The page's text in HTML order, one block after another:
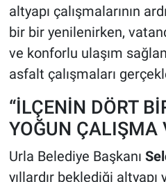
altyapı çalışmalarının
bir bir yenilenirken,
ve konforlu ulaşım
asfalt çalışmaları
“İLÇENİN DÖRT
YOĞUN ÇALIŞMA
Urla Belediye Başkanı
yıllardır beklediği altyapı